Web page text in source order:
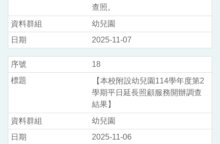
查照。
幼兒園
2025-11-07
18
【本校附設幼兒園114學年度第2
學期平日延長照顧服務開辦調查
結果】
幼兒園
2025-11-06